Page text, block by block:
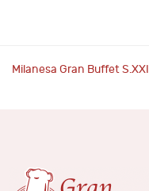
Milanesa Gran Buffet S.XXI